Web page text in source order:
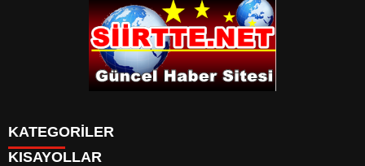
KATEGORİLER
KISAYOLLAR